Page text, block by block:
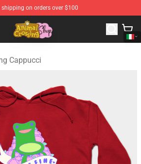
shipping on orders over $100
Shop - Official Animal Crossing
Cappucci